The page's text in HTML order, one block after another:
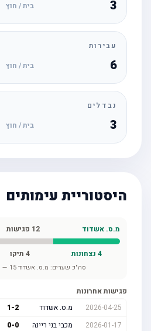
בית / חוץ
עבירות
בית / חוץ
נבדלים
בית / חוץ
היסטוריית עימותים
מ.ס. אשדוד 12פגישות
נצחונות תיקו
סה"כ שערים:מ.ס. אשדוד15
—
11
פגישות אחרונות
2026-04-25
מ.ס. אשדוד 1
2026-01-17
מכבי בני ריינה 0